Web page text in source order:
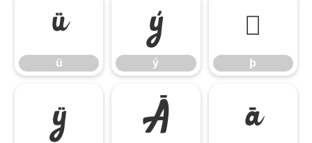
ü
ü
ý
ý
þ
þ
ÿ Ā ā